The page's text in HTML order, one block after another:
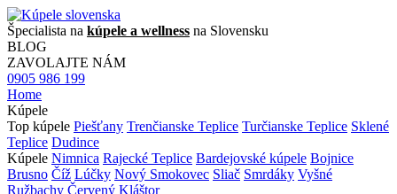
Špecialista na kúpele a wellness na Slovensku
BLOG
ZAVOLAJTE NÁM
0905 986 199
Home
Kúpele
Top kúpele Piešťany Trenčianske Teplice Turčianske Teplice Sklené
Teplice Dudince
Kúpele Nimnica Rajecké Teplice Bardejovské kúpele Bojnice
Brusno Číž Lúčky Nový Smokovec Sliač Smrdáky Vyšné
Ružbachy Červený Kláštor